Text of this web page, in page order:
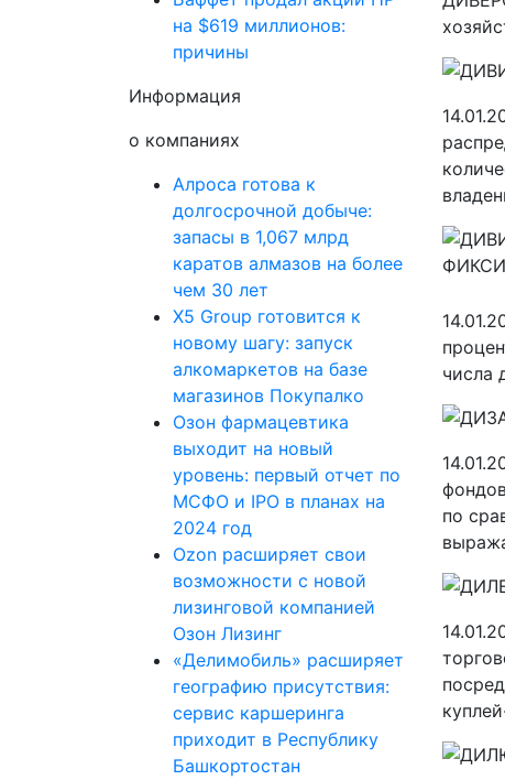
на $619 миллионов:
причины
Информация
о компаниях
Алроса готова к
долгосрочной добыче:
запасы в 1,067 млрд
каратов алмазов на более
чем 30 лет
X5 Group готовится к
новому шагу: запуск
алкомаркетов на базе
магазинов Покупалко
Озон фармацевтика
выходит на новый
уровень: первый отчет по
МСФО и IPO в планах на
2024 год
Ozon расширяет свои
возможности с новой
лизинговой компанией
Озон Лизинг
«Делимобиль» расширяет
географию присутствия:
сервис каршеринга
приходит в Республику
Башкортостан
числа
по